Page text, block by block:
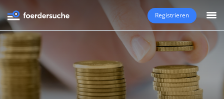
Registrieren